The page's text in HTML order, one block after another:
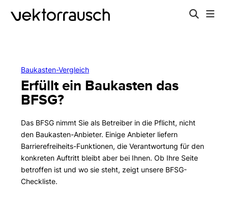
Baukasten-Vergleich
Erfüllt ein Baukasten das
BFSG?
Das BFSG nimmt Sie als Betreiber in die Pflicht, nicht
den Baukasten-Anbieter. Einige Anbieter liefern
Barrierefreiheits-Funktionen, die Verantwortung für den
konkreten Auftritt bleibt aber bei Ihnen. Ob Ihre Seite
betroffen ist und wo sie steht, zeigt unsere BFSG-
Checkliste.